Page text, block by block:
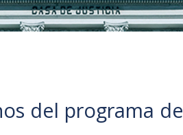
del programa de